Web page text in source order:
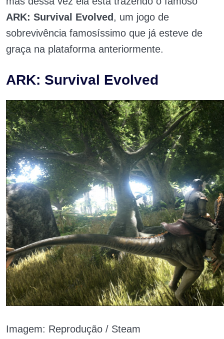
ARK: Survival Evolved , um jogo de
sobrevivência famosíssimo que já esteve de
graça na plataforma anteriormente.
ARK: Survival Evolved
Imagem: Reprodução / Steam